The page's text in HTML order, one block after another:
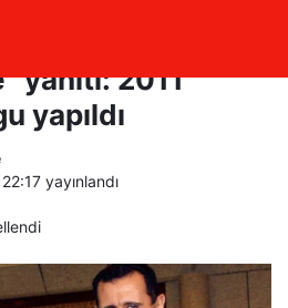
yanıtı: 2011
yapıldı
yayınlandı